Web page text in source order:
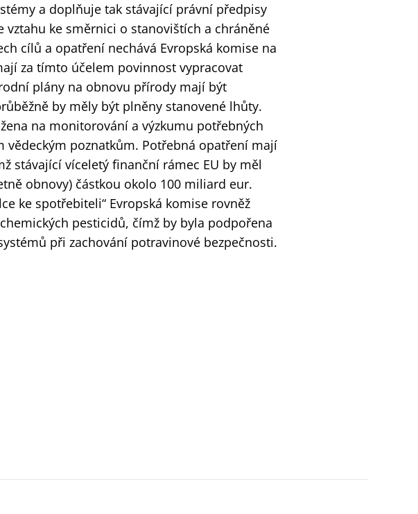
a doplňuje tak stávající právní předpisy
ke směrnici o stanovištích a chráněné
cílů a opatření nechává Evropská komise na
za tímto účelem povinnost vypracovat
plány na obnovu přírody mají být
by měly být plněny stanovené lhůty.
na monitorování a výzkumu potřebných
poznatkům. Potřebná opatření mají
stávající víceletý finanční rámec EU by měl
obnovy) částkou okolo 100 miliard eur.
ke spotřebiteli“ Evropská komise rovněž
pesticidů, čímž by byla podpořena
při zachování potravinové bezpečnosti.